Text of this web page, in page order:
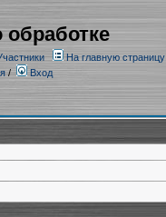
обработке
На главную страницу
/ Вход